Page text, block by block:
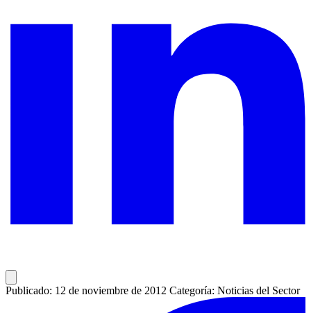
Publicado: 12 de noviembre de 2012 Categoría: Noticias del Sector